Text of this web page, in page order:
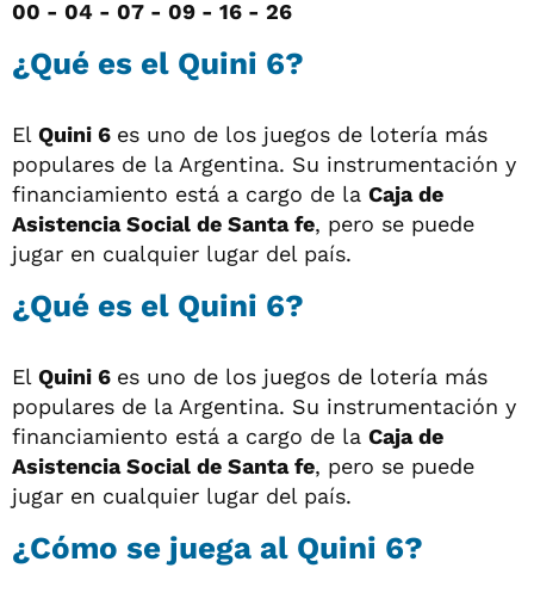
00 - 04 - 07 - 09 - 16 - 26
¿Qué es el Quini 6?
El Quini 6 es uno de los juegos de lotería más
populares de la Argentina. Su instrumentación y
financiamiento está a cargo de la Caja de
Asistencia Social de Santa fe, pero se puede
jugar en cualquier lugar del país.
¿Qué es el Quini 6?
El Quini 6 es uno de los juegos de lotería más
populares de la Argentina. Su instrumentación y
financiamiento está a cargo de la Caja de
Asistencia Social de Santa fe, pero se puede
jugar en cualquier lugar del país.
¿Cómo se juega al Quini 6?